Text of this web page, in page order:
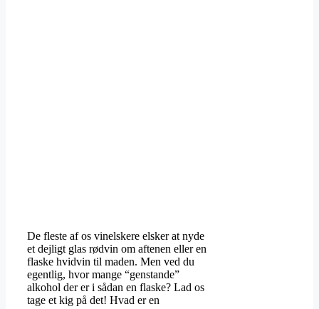
De fleste af os vinelskere elsker at nyde
et dejligt glas rødvin om aftenen eller en
flaske hvidvin til maden. Men ved du
egentlig, hvor mange “genstande”
alkohol der er i sådan en flaske? Lad os
tage et kig på det! Hvad er en